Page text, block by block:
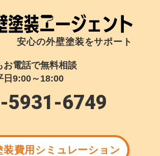
安心の外壁塗装をサポート
お電話で無料相談
9:00～18:00
5931-6749
装費用シミュレーション